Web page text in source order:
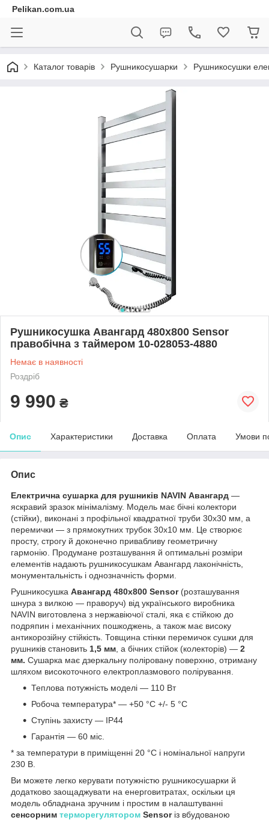
Pelikan.com.ua
Каталог товарів Рушникосушарки Рушникосушки
Рушникосушка Авангард 480х800 Sensor
правобічна з таймером 10-028053-4880
Немає в наявності
Роздріб
9 990 ₴
Опис Характеристики Доставка Оплата Умови
Опис
Електрична сушарка для рушників NAVIN Авангард —
яскравий зразок мінімалізму. Модель має бічні колектори
(стійки), виконані з профільної квадратної труби 30х30 мм, а
перемички — з прямокутних трубок 30х10 мм. Це створює
просту, строгу й доконечно привабливу геометричну
гармонію. Продумане розташування й оптимальні розміри
елементів надають рушникосушкам Авангард лаконічність,
монументальність і однозначність форми.
Рушникосушка Авангард 480х800 Sensor(розташування
шнура з вилкою — праворуч) від українського виробника
NAVIN виготовлена з нержавіючої сталі, яка є стійкою до
подряпин і механічних пошкоджень, а також має високу
антикорозійну стійкість. Товщина стінки перемичок сушки для
рушників становить 1,5 мм , а бічних стійок (колекторів) — 2
мм. Сушарка має дзеркальну поліровану поверхню, отриману
шляхом високоточного електроплазмового полірування.
Теплова потужність моделі — 110 Вт
Робоча температура* — +50 °C +/- 5 °C
Ступінь захисту — IP44
Гарантія — 60 міс.
* за температури в приміщенні 20 °С і номінальної напруги
230 В.
Ви можете легко керувати потужністю рушникосушарки й
додатково заощаджувати на енерговитратах, оскільки ця
модель обладнана зручним і простим в налаштуванні
сенсорним терморегулятором Sensorіз вбудованою